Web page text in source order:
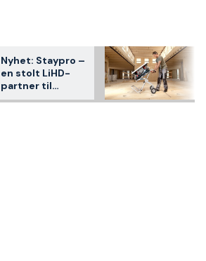
Nyhet: Staypro –
en stolt LiHD-
partner til
Metabo!